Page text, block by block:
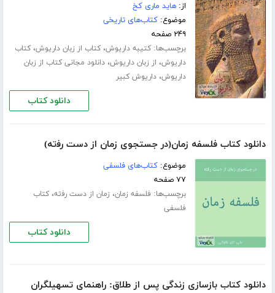
از:هاید ماری کخ
موضوع:کتاب‌های تاریخی
۲۴۹ صفحه
برچسب‌ها:کتیبه داریوش،کتاب از زبان داریوش،کتاب
داریوش، از زبان داریوش،دانلود مجانی کتاب از زبان
داریوش،داریوش کبیر
دانلود کتاب
دانلود کتاب فلسفه زمان(ﺩﺭ ﺟﺴﺘﺠﻮﯼ ﺯﻣﺎﻥ ﺍﺯ ﺩﺳﺖ ﺭﻓته‎‏)
موضوع:کتاب‌های فلسفی
۷۷ صفحه
برچسب‌ها: فلسفه زمان، ﺯﻣﺎﻥ ﺍﺯ ﺩﺳﺖ ﺭﻓته‎‏،کتاب
فلسفی
دانلود کتاب
دانلود کتاب بازسازی زندگی پس از طلاق: راهنمای تسهیلگران